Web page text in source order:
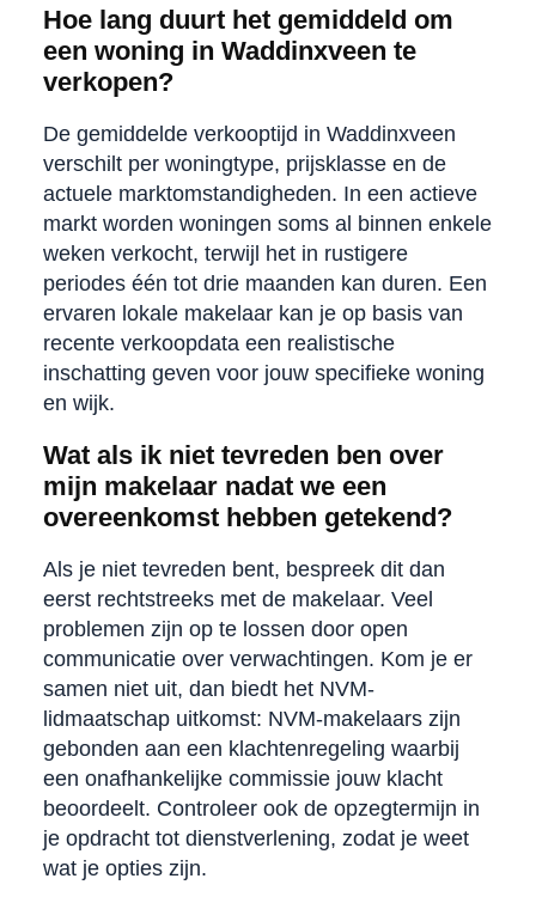
Hoe lang duurt het gemiddeld om
een woning in Waddinxveen te
verkopen?
De gemiddelde verkooptijd in Waddinxveen
verschilt per woningtype, prijsklasse en de
actuele marktomstandigheden. In een actieve
markt worden woningen soms al binnen enkele
weken verkocht, terwijl het in rustigere
periodes één tot drie maanden kan duren. Een
ervaren lokale makelaar kan je op basis van
recente verkoopdata een realistische
inschatting geven voor jouw specifieke woning
en wijk.
Wat als ik niet tevreden ben over
mijn makelaar nadat we een
overeenkomst hebben getekend?
Als je niet tevreden bent, bespreek dit dan
eerst rechtstreeks met de makelaar. Veel
problemen zijn op te lossen door open
communicatie over verwachtingen. Kom je er
samen niet uit, dan biedt het NVM-
lidmaatschap uitkomst: NVM-makelaars zijn
gebonden aan een klachtenregeling waarbij
een onafhankelijke commissie jouw klacht
beoordeelt. Controleer ook de opzegtermijn in
je opdracht tot dienstverlening, zodat je weet
wat je opties zijn.